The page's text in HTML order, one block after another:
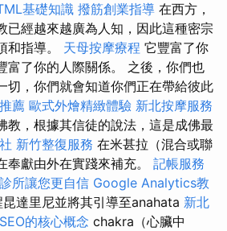
基礎知識 撥筋創業指導 在西方，
已經越來越廣為人知，因此這種密宗
和指導。 天母按摩療程 它豐富了你
富了你的人際關係。 之後，你們也
切，你們就會知道你們正在帶給彼此
薦 歐式外燴精緻體驗 新北按摩服務
教，根據其信徒的說法，這是成佛最
新竹整復服務 在米甚拉（混合或聯
奉獻由外在實踐來補充。 記帳服務
所讓您更自信 Google Analytics教
達里尼並將其引導至anahata 新北
的核心概念 chakra（心臟中